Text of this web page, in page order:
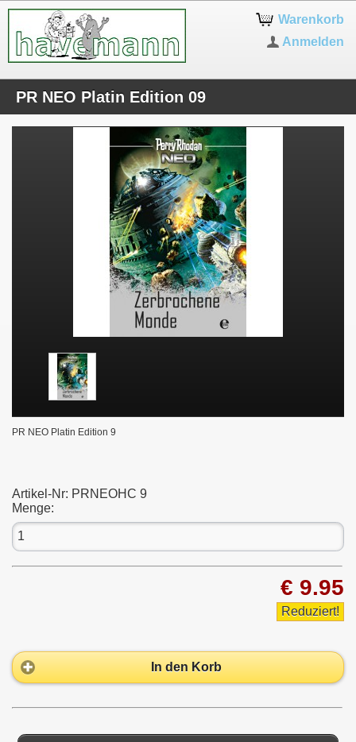
Warenkorb
Anmelden
PR NEO Platin Edition 09
PR NEO Platin Edition 9
Artikel-Nr: PRNEOHC 9
Menge:
€ 9.95
Reduziert!
In den Korb